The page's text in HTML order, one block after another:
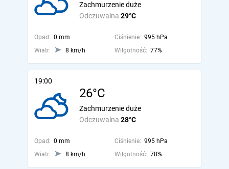
Odczuwalna 29°C
Zachmurzenie duże
Opad: 0 mm Ciśnienie: 995 hPa
Wiatr:
8 km/h Wilgotność: 77%
19:00
26°C
Odczuwalna 28°C
Zachmurzenie duże
Opad: 0 mm Ciśnienie: 995 hPa
Wiatr:
8 km/h Wilgotność: 78%